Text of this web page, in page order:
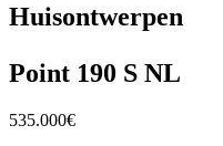
Huisontwerpen
Point 190 S NL
535.000€